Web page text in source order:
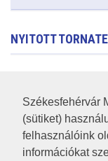
Székesfehérvár
(sütiket)
felhasználóink
információkat
NYITOTT
RSS
A HONLAP
JOGI NYILATKOZAT